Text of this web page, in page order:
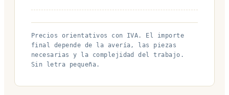
Precios orientativos con IVA. El importe
final depende de la avería, las piezas
necesarias y la complejidad del trabajo.
Sin letra pequeña.